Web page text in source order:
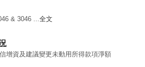
& 3046 ...全文
增資及建議變更未動用所得款項淨額